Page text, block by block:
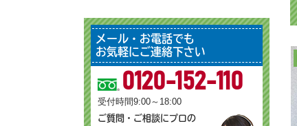
メール・お電話でも
お気軽にご連絡下さい
0120-152-110
受付時間9:00～18:00
ご質問・ご相談にプロの